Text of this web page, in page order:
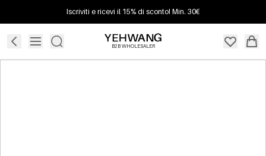
Iscriviti e ricevi il 15% di sconto! Min. 30€
B2B WHOLESALER